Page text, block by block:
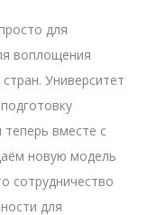
для
воплощения
Университет
вместе с
новую модель
сотрудничество
для